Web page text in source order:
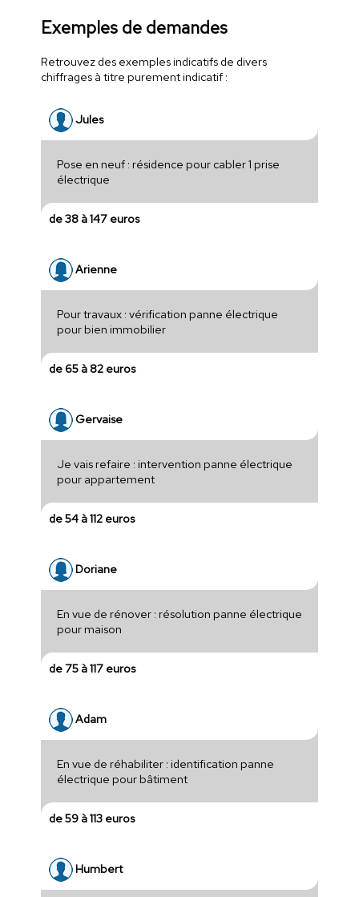
Exemples de demandes
Retrouvez des exemples indicatifs de divers
chiffrages à titre purement indicatif :
Jules
Pose en neuf : résidence pour cabler 1 prise
électrique
de 38 à 147 euros
Arienne
Pour travaux : vérification panne électrique
pour bien immobilier
de 65 à 82 euros
Gervaise
Je vais refaire : intervention panne électrique
pour appartement
de 54 à 112 euros
Doriane
En vue de rénover : résolution panne électrique
pour maison
de 75 à 117 euros
Adam
En vue de réhabiliter : identification panne
électrique pour bâtiment
de 59 à 113 euros
Humbert